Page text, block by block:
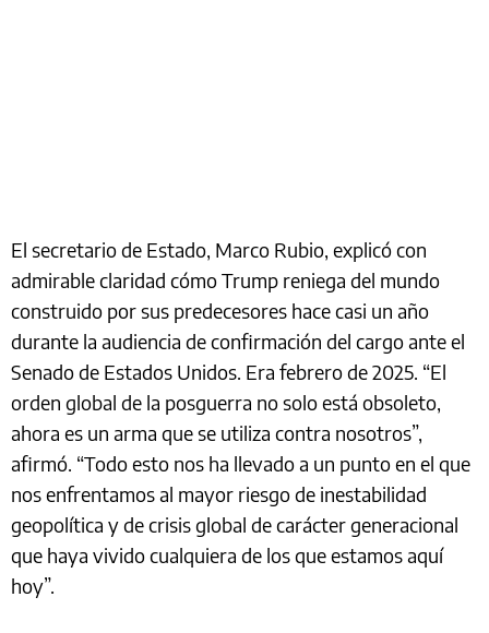
El secretario de Estado, Marco Rubio, explicó con
admirable claridad cómo Trump reniega del mundo
construido por sus predecesores hace casi un año
durante la audiencia de confirmación del cargo ante el
Senado de Estados Unidos. Era febrero de 2025. “El
orden global de la posguerra no solo está obsoleto,
ahora es un arma que se utiliza contra nosotros”,
afirmó. “Todo esto nos ha llevado a un punto en el que
nos enfrentamos al mayor riesgo de inestabilidad
geopolítica y de crisis global de carácter generacional
que haya vivido cualquiera de los que estamos aquí
hoy”.